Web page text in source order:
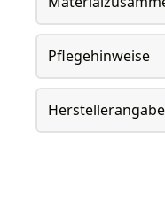
Pflegehinweise